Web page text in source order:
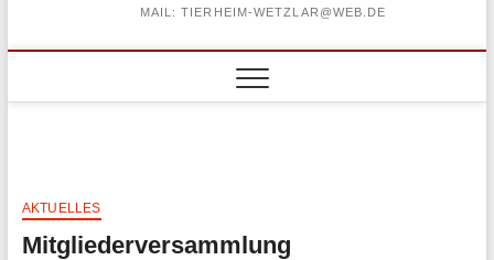
MAIL: TIERHEIM-WETZLAR@WEB.DE
AKTUELLES
Mitgliederversammlung